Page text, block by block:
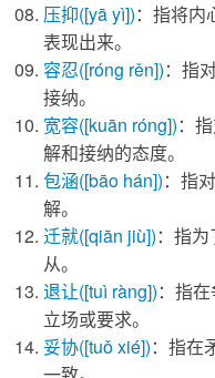
压抑([yā yì])：指将内
表现出来。
容忍([róng rěn])：指
接纳。
宽容([kuān róng])：
解和接纳的态度。
包涵([bāo hán])：指
解。
迁就([qiān jiù])：指
从。
退让([tuì ràng])：指
立场或要求。
妥协([tuǒ xié])：指在